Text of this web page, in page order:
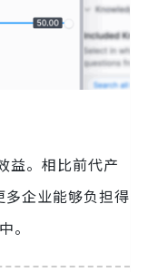
益。相比前代产
企业能够负担得
。